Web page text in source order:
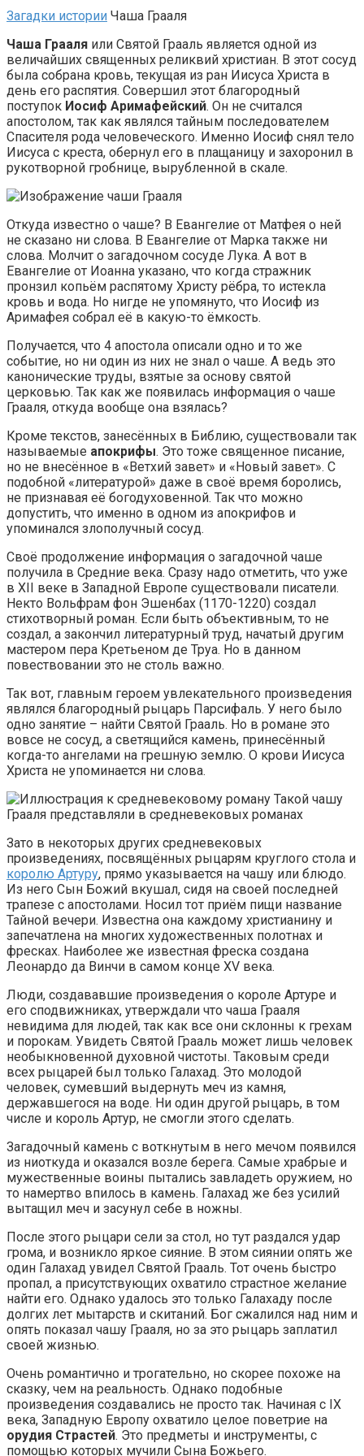
Загадки истории Чаша Грааля
Чаша Грааля или Святой Грааль является одной из
величайших священных реликвий христиан. В этот сосуд
была собрана кровь, текущая из ран Иисуса Христа в
день его распятия. Совершил этот благородный
поступок Иосиф Аримафейский. Он не считался
апостолом, так как являлся тайным последователем
Спасителя рода человеческого. Именно Иосиф снял тело
Иисуса с креста, обернул его в плащаницу и захоронил в
рукотворной гробнице, вырубленной в скале.
Откуда известно о чаше? В Евангелие от Матфея о ней
не сказано ни слова. В Евангелие от Марка также ни
слова. Молчит о загадочном сосуде Лука. А вот в
Евангелие от Иоанна указано, что когда стражник
пронзил копьём распятому Христу рёбра, то истекла
кровь и вода. Но нигде не упомянуто, что Иосиф из
Аримафея собрал её в какую-то ёмкость.
Получается, что 4 апостола описали одно и то же
событие, но ни один из них не знал о чаше. А ведь это
канонические труды, взятые за основу святой
церковью. Так как же появилась информация о чаше
Грааля, откуда вообще она взялась?
Кроме текстов, занесённых в Библию, существовали так
называемые апокрифы. Это тоже священное писание,
но не внесённое в «Ветхий завет» и «Новый завет». С
подобной «литературой» даже в своё время боролись,
не признавая её богодуховенной. Так что можно
допустить, что именно в одном из апокрифов и
упоминался злополучный сосуд.
Своё продолжение информация о загадочной чаше
получила в Средние века. Сразу надо отметить, что уже
в XII веке в Западной Европе существовали писатели.
Некто Вольфрам фон Эшенбах (1170-1220) создал
стихотворный роман. Если быть объективным, то не
создал, а закончил литературный труд, начатый другим
мастером пера Кретьеном де Труа. Но в данном
повествовании это не столь важно.
Так вот, главным героем увлекательного произведения
являлся благородный рыцарь Парсифаль. У него было
одно занятие – найти Святой Грааль. Но в романе это
вовсе не сосуд, а светящийся камень, принесённый
когда-то ангелами на грешную землю. О крови Иисуса
Христа не упоминается ни слова.
Такой чашу
Грааля представляли в средневековых романах
Зато в некоторых других средневековых
произведениях, посвящённых рыцарям круглого стола и
королю Артуру, прямо указывается на чашу или блюдо.
Из него Сын Божий вкушал, сидя на своей последней
трапезе с апостолами. Носил тот приём пищи название
Тайной вечери. Известна она каждому христианину и
запечатлена на многих художественных полотнах и
фресках. Наиболее же известная фреска создана
Леонардо да Винчи в самом конце XV века.
Люди, создававшие произведения о короле Артуре и
его сподвижниках, утверждали что чаша Грааля
невидима для людей, так как все они склонны к грехам
и порокам. Увидеть Святой Грааль может лишь человек
необыкновенной духовной чистоты. Таковым среди
всех рыцарей был только Галахад. Это молодой
человек, сумевший выдернуть меч из камня,
державшегося на воде. Ни один другой рыцарь, в том
числе и король Артур, не смогли этого сделать.
Загадочный камень с воткнутым в него мечом появился
из ниоткуда и оказался возле берега. Самые храбрые и
мужественные воины пытались завладеть оружием, но
то намертво впилось в камень. Галахад же без усилий
вытащил меч и засунул себе в ножны.
После этого рыцари сели за стол, но тут раздался удар
грома, и возникло яркое сияние. В этом сиянии опять же
один Галахад увидел Святой Грааль. Тот очень быстро
пропал, а присутствующих охватило страстное желание
найти его. Однако удалось это только Галахаду после
долгих лет мытарств и скитаний. Бог сжалился над ним и
опять показал чашу Грааля, но за это рыцарь заплатил
своей жизнью.
Очень романтично и трогательно, но скорее похоже на
сказку, чем на реальность. Однако подобные
произведения создавались не просто так. Начиная с IX
века, Западную Европу охватило целое поветрие на
орудия Страстей. Это предметы и инструменты, с
помощью которых мучили Сына Божьего.